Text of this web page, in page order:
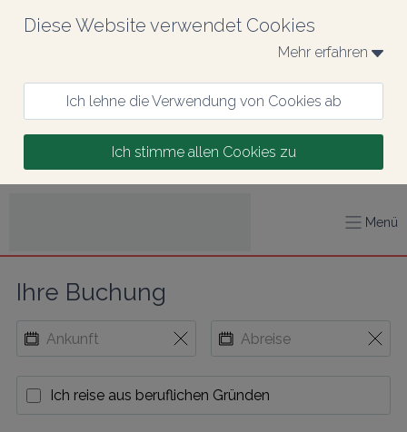
Diese Website verwendet Cookies
Mehr erfahren
Ich lehne die Verwendung von Cookies ab
Ich stimme allen Cookies zu
Menü
Ihre Buchung
Ich reise aus beruflichen Gründen